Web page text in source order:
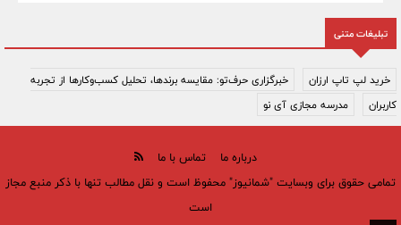
تبلیغات متنی
خرید لپ تاپ ارزان
خبرگزاری حرف‌تو: مقایسه برندها، تحلیل کسب‌وکارها از تجربه
کاربران
مدرسه مجازی آی نو
درباره ما
تماس با ما
تمامی حقوق برای وبسایت "شمانیوز" محفوظ است و نقل مطالب تنها با ذکر منبع مجاز
است